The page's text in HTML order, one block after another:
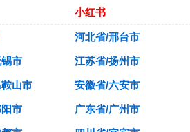
小红书
河北省/邢台市
市 江苏省/扬州市
山市 安徽省/六安市
市 广东省/广州市